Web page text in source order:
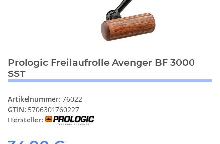
Prologic Freilaufrolle Avenger BF 3000
SST
Artikelnummer: 76022
GTIN: 5706301760227
Hersteller: